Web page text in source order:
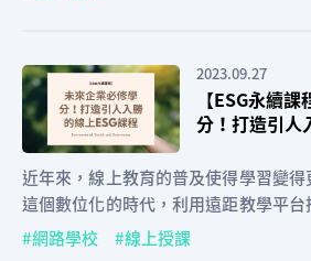
2023.09.27
【ESG永續
分！打造引人
近年來，線上教育的普及使得學習變
這個數位化的時代，利用遠距教學平台
和公司治理（Environmental, Social,
網路學校 線上授課